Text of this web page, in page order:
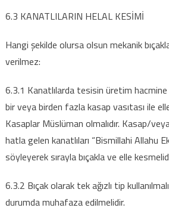
6.3 KANATLILARIN HELAL KESİMİ
Hangi şekilde olursa olsun mekanik
verilmez:
6.3.1 Kanatlılarda tesisin üretim
bir veya birden fazla kasap vasıtası ile elle
Kasaplar Müslüman olmalıdır. Kasap/
hatla gelen kanatlıları “Bismillahi Allahu
söyleyerek sırayla bıçakla ve elle
6.3.2 Bıçak olarak tek ağızlı tip
durumda muhafaza edilmelidir.